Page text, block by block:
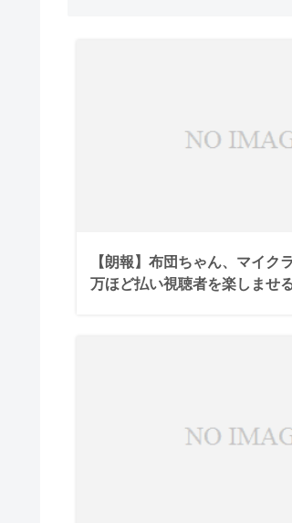
【朗報】布団ちゃん、マイク
万ほど払い視聴者を楽しませ